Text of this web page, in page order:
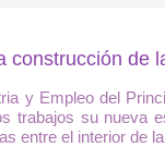
construcción de
y Empleo del
trabajos su nueva
entre el interior de